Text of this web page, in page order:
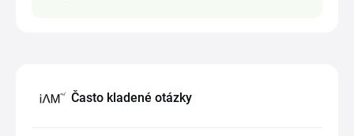
Často kladené otázky